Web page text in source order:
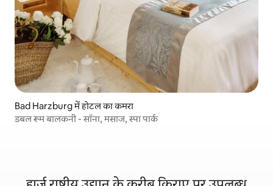
Bad Harzburg में होटल का कमरा
डबल रूम बालकनी - सॉना, मसाज, स्पा पार्क